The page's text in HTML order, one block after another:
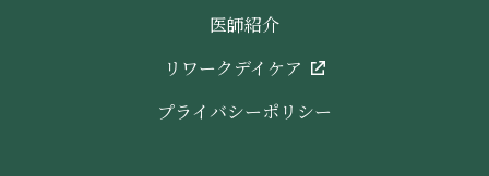
医師紹介
リワークデイケア
プライバシーポリシー